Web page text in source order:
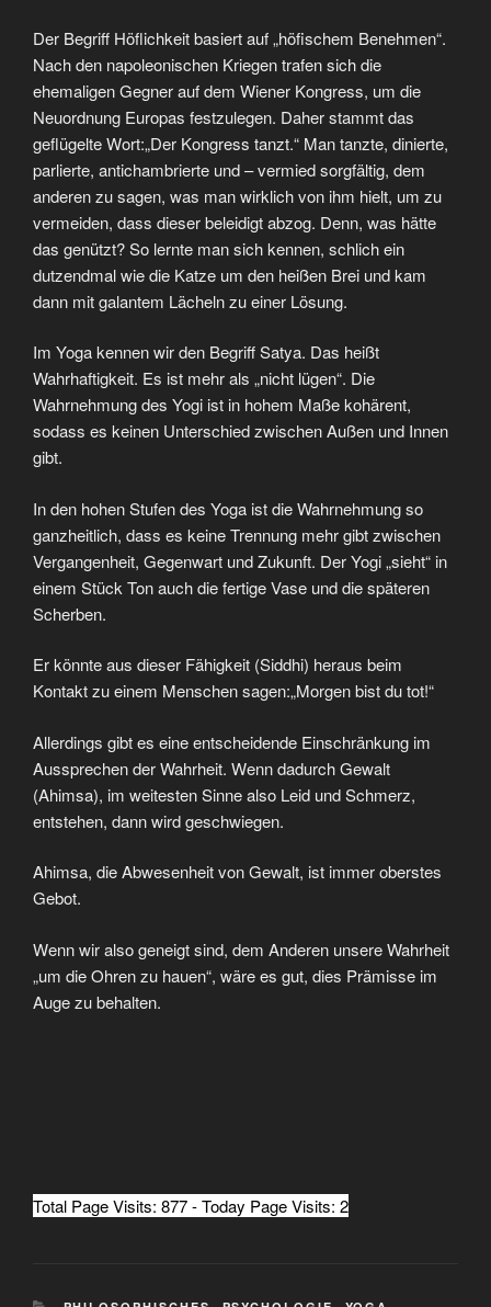
Der Begriff Höflichkeit basiert auf „höfischem Benehmen“.
Nach den napoleonischen Kriegen trafen sich die
ehemaligen Gegner auf dem Wiener Kongress, um die
Neuordnung Europas festzulegen. Daher stammt das
geflügelte Wort:„Der Kongress tanzt.“ Man tanzte, dinierte,
parlierte, antichambrierte und – vermied sorgfältig, dem
anderen zu sagen, was man wirklich von ihm hielt, um zu
vermeiden, dass dieser beleidigt abzog. Denn, was hätte
das genützt? So lernte man sich kennen, schlich ein
dutzendmal wie die Katze um den heißen Brei und kam
dann mit galantem Lächeln zu einer Lösung.
Im Yoga kennen wir den Begriff Satya. Das heißt
Wahrhaftigkeit. Es ist mehr als „nicht lügen“. Die
Wahrnehmung des Yogi ist in hohem Maße kohärent,
sodass es keinen Unterschied zwischen Außen und Innen
gibt.
In den hohen Stufen des Yoga ist die Wahrnehmung so
ganzheitlich, dass es keine Trennung mehr gibt zwischen
Vergangenheit, Gegenwart und Zukunft. Der Yogi „sieht“ in
einem Stück Ton auch die fertige Vase und die späteren
Scherben.
Er könnte aus dieser Fähigkeit (Siddhi) heraus beim
Kontakt zu einem Menschen sagen:„Morgen bist du tot!“
Allerdings gibt es eine entscheidende Einschränkung im
Aussprechen der Wahrheit. Wenn dadurch Gewalt
(Ahimsa), im weitesten Sinne also Leid und Schmerz,
entstehen, dann wird geschwiegen.
Ahimsa, die Abwesenheit von Gewalt, ist immer oberstes
Gebot.
Wenn wir also geneigt sind, dem Anderen unsere Wahrheit
„um die Ohren zu hauen“, wäre es gut, dies Prämisse im
Auge zu behalten.
Total Page Visits: 877 - Today Page Visits: 2